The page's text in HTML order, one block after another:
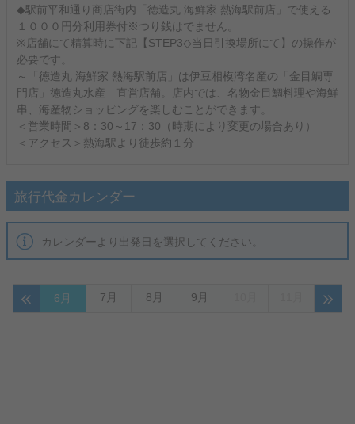
◆駅前平和通り商店街内「徳造丸 海鮮家 熱海駅前店」で使える
１０００円分利用券付※つり銭はでません。
※店舗にて精算時に下記【STEP3◇当日引換場所にて】の操作が
必要です。
～「徳造丸 海鮮家 熱海駅前店」は伊豆相模湾名産の「金目鯛専
門店」徳造丸水産 直営店舗。店内では、名物金目鯛料理や海鮮
串、海産物ショッピングを楽しむことができます。
＜営業時間＞8：30～17：30（時期により変更の場合あり）
＜アクセス＞熱海駅より徒歩約１分
旅行代金カレンダー
カレンダーより出発日を選択してください。
6月 7月 8月 9月